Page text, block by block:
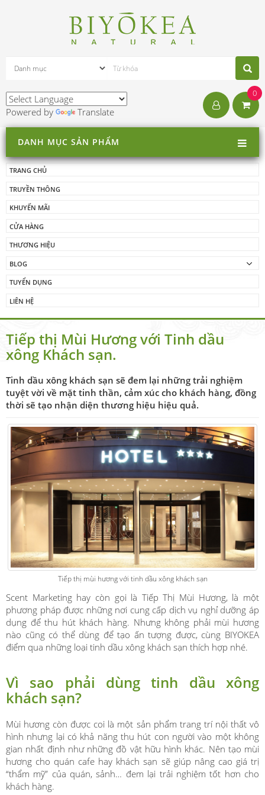
Powered by Translate
0
DANH MỤC SẢN PHẨM
TRANG CHỦ
TRUYỀN THÔNG
KHUYẾN MÃI
CỬA HÀNG
THƯƠNG HIỆU
BLOG
TUYỂN DỤNG
LIÊN HỆ
Tiếp thị Mùi Hương với Tinh dầu
xông Khách sạn.
Tinh dầu xông khách sạn sẽ đem lại những trải nghiệm
tuyệt vời về mặt tinh thần, cảm xúc cho khách hàng, đồng
thời sẽ tạo nhận diện thương hiệu hiệu quả.
Tiếp thị mùi hương với tinh dầu xông khách sạn
Scent Marketing hay còn gọi là Tiếp Thị Mùi Hương, là một
phương pháp được những nơi cung cấp dịch vụ nghỉ dưỡng áp
dụng để thu hút khách hàng. Nhưng không phải mùi hương
nào cũng có thể dùng để tạo ấn tượng được, cùng BIYOKEA
điểm qua những loại tinh dầu xông khách sạn thích hợp nhé.
Vì sao phải dùng tinh dầu xông
khách sạn?
Mùi hương còn được coi là một sản phẩm trang trí nội thất vô
hình nhưng lại có khả năng thu hút con người vào một không
gian nhất định như những đồ vật hữu hình khác. Nên tạo mùi
hương cho quán cafe hay khách sạn sẽ giúp nâng cao giá trị
“thẩm mỹ” của quán, sảnh… đem lại trải nghiệm tốt hơn cho
khách hàng.